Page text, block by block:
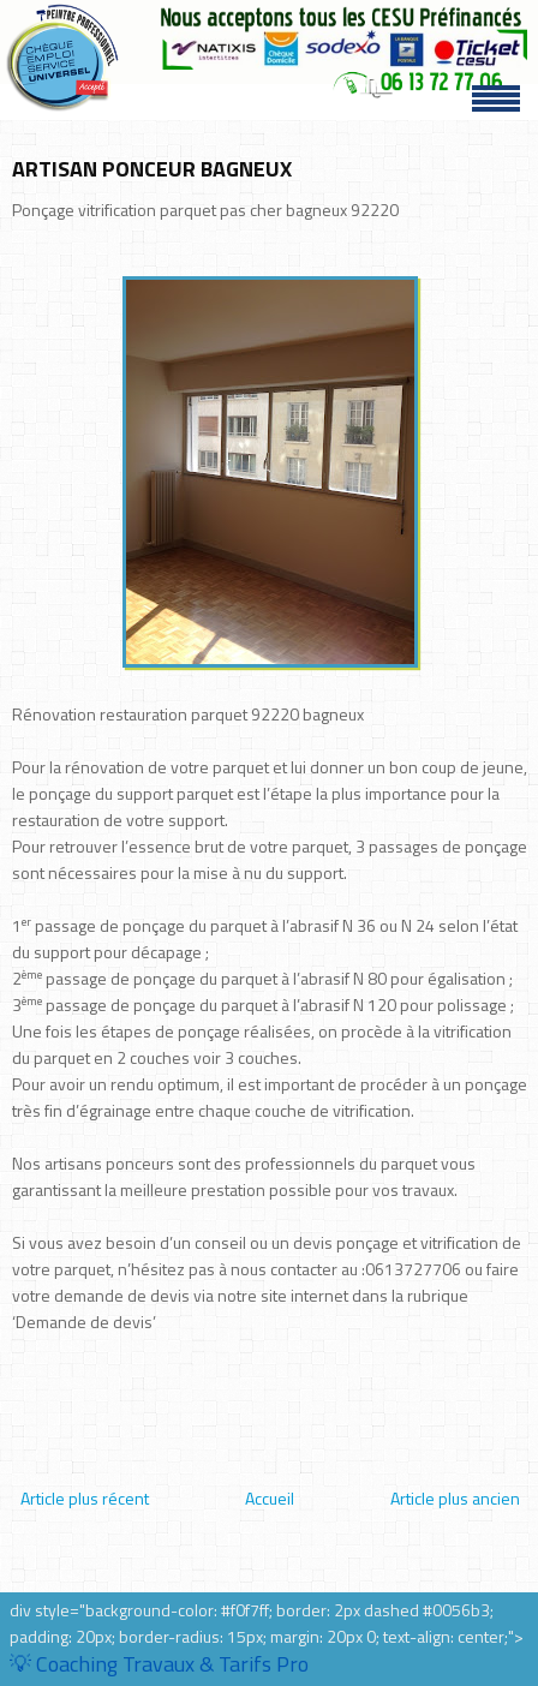
ARTISAN PONCEUR BAGNEUX
Ponçage vitrification parquet pas cher bagneux 92220
Rénovation restauration parquet 92220 bagneux
Pour la rénovation de votre parquet et lui donner un bon coup de jeune,
le ponçage du support parquet est l’étape la plus importance pour la
restauration de votre support.
Pour retrouver l’essence brut de votre parquet, 3 passages de ponçage
sont nécessaires pour la mise à nu du support.
1erpassage de ponçage du parquet à l’abrasif N 36 ou N 24 selon l’état
du support pour décapage ;
2ème passage de ponçage du parquet à l’abrasif N 80 pour égalisation ;
3èmepassage de ponçage du parquet à l’abrasif N 120 pour polissage ;
Une fois les étapes de ponçage réalisées, on procède à la vitrification
du parquet en 2 couches voir 3 couches.
Pour avoir un rendu optimum, il est important de procéder à un ponçage
très fin d’égrainage entre chaque couche de vitrification.
Nos artisans ponceurs sont des professionnels du parquet vous
garantissant la meilleure prestation possible pour vos travaux.
Si vous avez besoin d’un conseil ou un devis ponçage et vitrification de
votre parquet, n’hésitez pas à nous contacter au :0613727706 ou faire
votre demande de devis via notre site internet dans la rubrique
‘Demande de devis’
Article plus récent Article plus ancien
Accueil
div style="background-color: #f0f7ff; border: 2px dashed #0056b3;
padding: 20px; border-radius: 15px; margin: 20px 0; text-align: center;">
💡 Coaching Travaux & Tarifs Pro